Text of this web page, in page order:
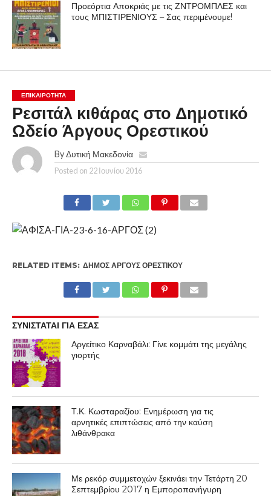
Προεόρτια Αποκριάς με τις ΖΝΤΡΟΜΠΛΕΣ και
τους ΜΠΙΣΤΙΡΕΝΙΟΥΣ – Σας περιμένουμε!
ΕΠΙΚΑΙΡΟΤΗΤΑ
Ρεσιτάλ κιθάρας στο Δημοτικό
Ωδείο Άργους Ορεστικού
By Δυτική Μακεδονία
Posted on 22 Ιουνίου 2016
RELATED ITEMS: ΔΉΜΟΣ ΆΡΓΟΥΣ ΟΡΕΣΤΙΚΟΎ
ΣΥΝΙΣΤΑΤΑΙ ΓΙΑ ΕΣΑΣ
Αργείτικο Καρναβάλι: Γίνε κομμάτι της μεγάλης
γιορτής
Τ.Κ. Κωσταραζίου: Ενημέρωση για τις
αρνητικές επιπτώσεις από την καύση
λιθάνθρακα
Με ρεκόρ συμμετοχών ξεκινάει την Τετάρτη 20
Σεπτεμβρίου 2017 η Εμποροπανήγυρη